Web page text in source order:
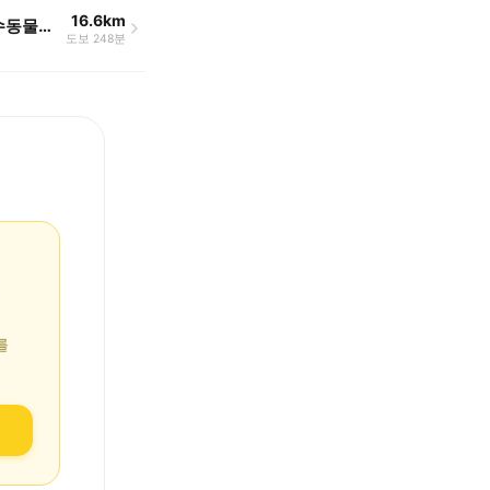
김남수동물병원 16.6km
도보 248분